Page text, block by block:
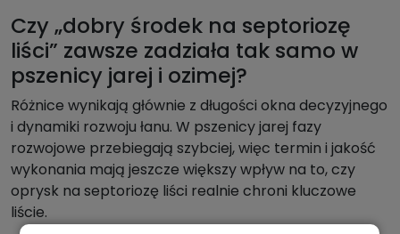
Czy „dobry środek na septoriozę
liści” zawsze zadziała tak samo w
pszenicy jarej i ozimej?
Różnice wynikają głównie z długości okna decyzyjnego
i dynamiki rozwoju łanu. W pszenicy jarej fazy
rozwojowe przebiegają szybciej, więc termin i jakość
wykonania mają jeszcze większy wpływ na to, czy
oprysk na septoriozę liści realnie chroni kluczowe
liście.